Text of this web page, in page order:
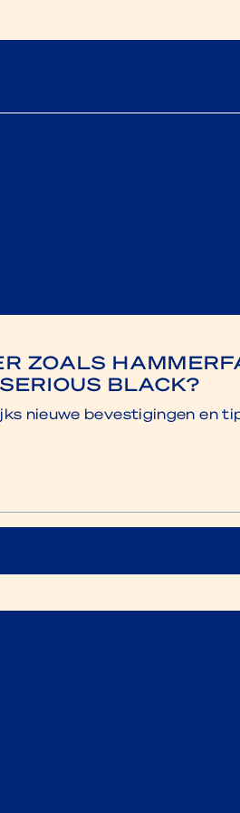
ZOALS
BLACK?
nieuwe bevestigingen en